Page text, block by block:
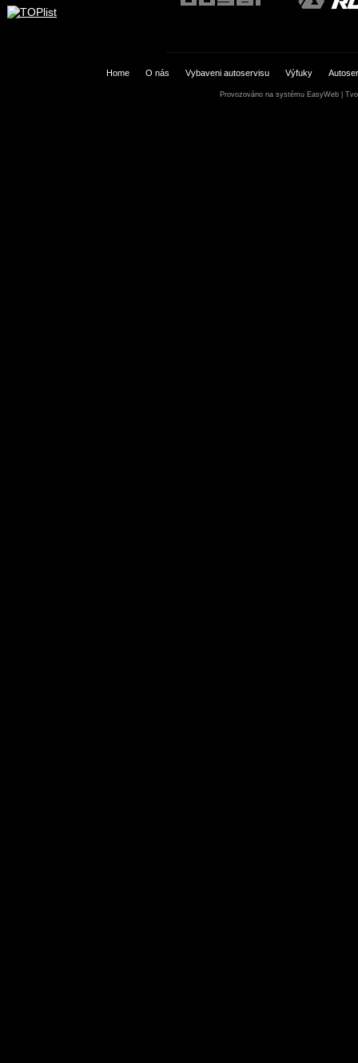
Home O nás Vybaveni autoservisu Výfuky
Provozováno na systému EasyWeb|